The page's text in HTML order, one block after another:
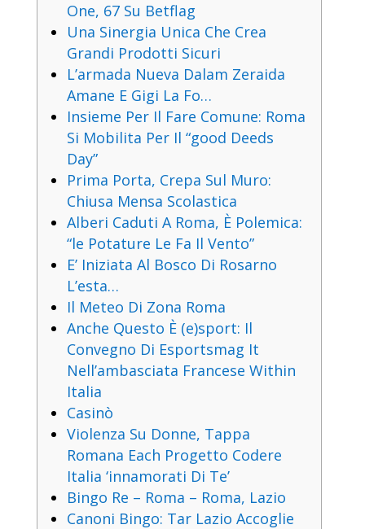
One, 67 Su Betflag
Una Sinergia Unica Che Crea
Grandi Prodotti Sicuri
L’armada Nueva Dalam Zeraida
Amane E Gigi La Fo…
Insieme Per Il Fare Comune: Roma
Si Mobilita Per Il “good Deeds
Day”
Prima Porta, Crepa Sul Muro:
Chiusa Mensa Scolastica
Alberi Caduti A Roma, È Polemica:
“le Potature Le Fa Il Vento”
E’ Iniziata Al Bosco Di Rosarno
L’esta…
Il Meteo Di Zona Roma
Anche Questo È (e)sport: Il
Convegno Di Esportsmag It
Nell’ambasciata Francese Within
Italia
Casinò
Violenza Su Donne, Tappa
Romana Each Progetto Codere
Italia ‘innamorati Di Te’
Bingo Re – Roma – Roma, Lazio
Canoni Bingo: Tar Lazio Accoglie